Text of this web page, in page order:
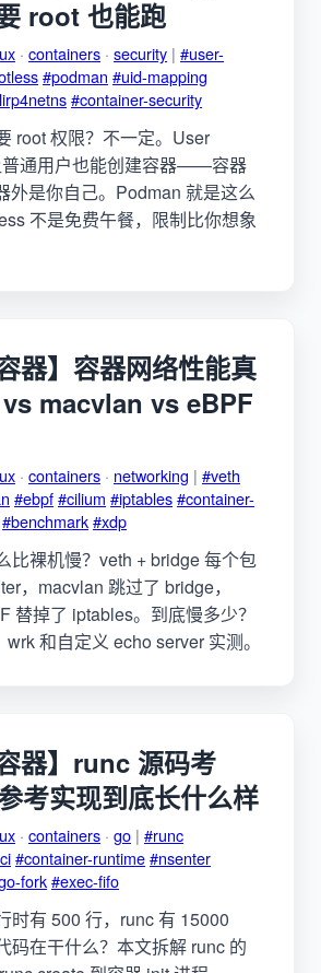
root 也能跑
· containers · security | #user-
#podman #uid-mapping
#container-security
root 权限？不一定。User
普通用户也能创建容器——容器
外是你自己。Podman 就是这么
不是免费午餐，限制比你想象
器】容器网络性能真
macvlan vs eBPF
· containers · networking | #veth
#ebpf#cilium #iptables#container-
#benchmark#xdp
比裸机慢？veth + bridge 每个包
，macvlan 跳过了 bridge，
替掉了 iptables。到底慢多少？
和自定义 echo server 实测。
器】runc 源码考
考实现到底长什么样
· containers · go | #runc
#container-runtime#nsenter
fork#exec-fifo
时有 500 行，runc 有 15000
码在干什么？本文拆解 runc 的